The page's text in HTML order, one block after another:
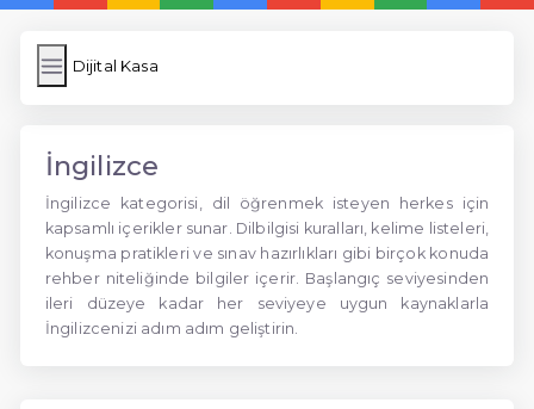
Dijital Kasa
İngilizce
İngilizce kategorisi, dil öğrenmek isteyen herkes için
kapsamlı içerikler sunar. Dilbilgisi kuralları, kelime listeleri,
konuşma pratikleri ve sınav hazırlıkları gibi birçok konuda
rehber niteliğinde bilgiler içerir. Başlangıç seviyesinden
ileri düzeye kadar her seviyeye uygun kaynaklarla
İngilizcenizi adım adım geliştirin.